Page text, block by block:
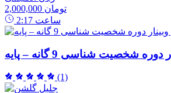
2,000,000 تومان
2:17 ساعت
شخصیت شناسی 9 گانه – پایه
(1)